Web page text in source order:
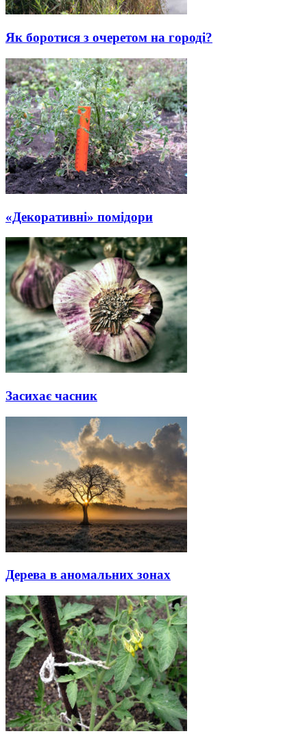
Як боротися з очеретом на городі?
«Декоративні» помідори
Засихає часник
Дерева в аномальних зонах